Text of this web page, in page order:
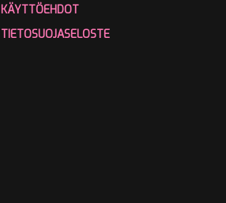
KÄYTTÖEHDOT
TIETOSUOJASELOSTE